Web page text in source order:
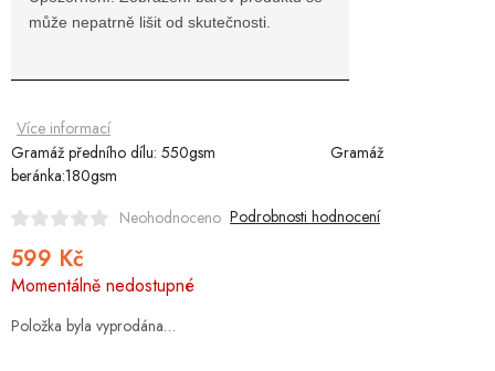
599 Kč
cena:
Položka byla vyprodána…
Momentálně nedostupné
může nepatrně lišit od skutečnosti.
Více informací
Gramáž předního dílu: 550gsm Gramáž
beránka:180gsm
Neohodnoceno Podrobnosti hodnocení